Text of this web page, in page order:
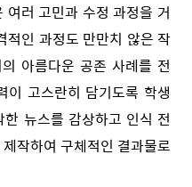
러 고민과 수정 과정을 거
적인 과정도 만만치 않은 작
아름다운 공존 사례를 전
고스란히 담기도록 학생
뉴스를 감상하고 인식 전
작하여 구체적인 결과물로